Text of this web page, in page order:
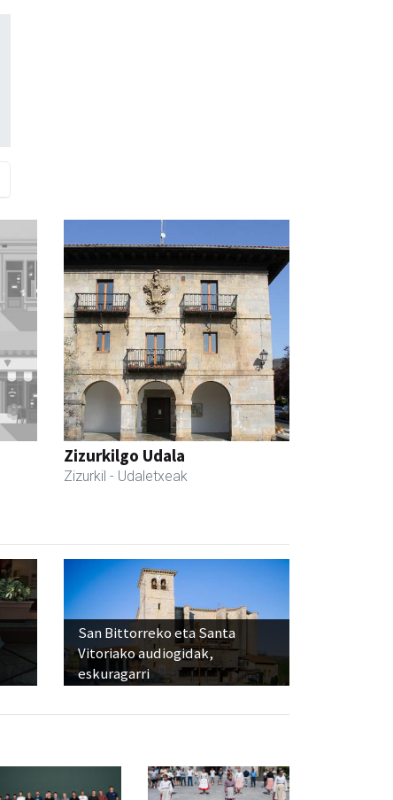
Zizurkilgo Udala
Zizurkil - Udaletxeak
San Bittorreko eta Santa
Vitoriako audiogidak,
eskuragarri